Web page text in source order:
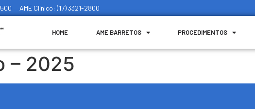
AME Clínico: (17) 3321-2800
HOME AME BARRETOS PROCEDIMENTOS
– 2025